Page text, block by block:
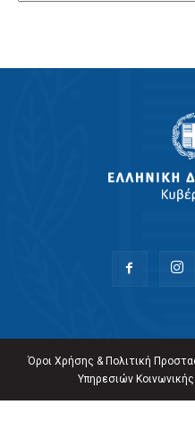
Όροι Χρήσης & Πολιτική
Υπηρεσιών